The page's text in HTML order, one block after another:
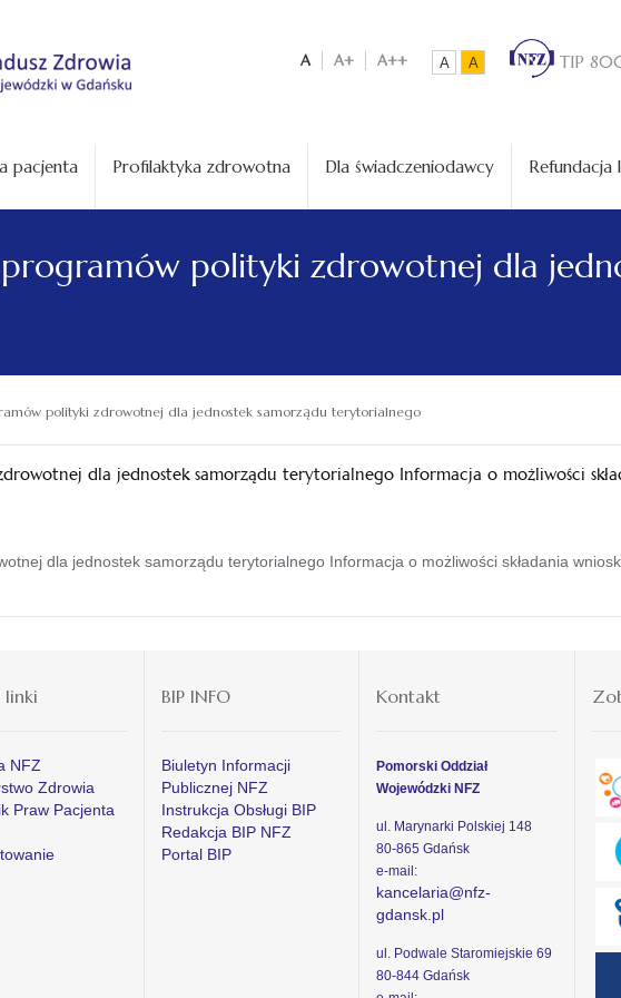
A A+ A++ A A TIP
pacjenta Profilaktyka zdrowotna Dla świadczeniodawcy Refundacja
polityki zdrowotnej dla
polityki zdrowotnej dla jednostek samorządu terytorialnego
dla jednostek samorządu terytorialnego Informacja o możliwości
dla jednostek samorządu terytorialnego Informacja o możliwości składania
linki
NFZ
Zdrowia
Praw Pacjenta
BIP INFO
Biuletyn Informacji
Publicznej NFZ
Instrukcja Obsługi BIP
Redakcja BIP NFZ
Portal BIP
Kontakt
Pomorski Oddział
Wojewódzki NFZ
ul. Marynarki Polskiej 148
80-865 Gdańsk
e-mail:
kancelaria@nfz-
gdansk.pl
ul. Podwale Staromiejskie 69
80-844 Gdańsk